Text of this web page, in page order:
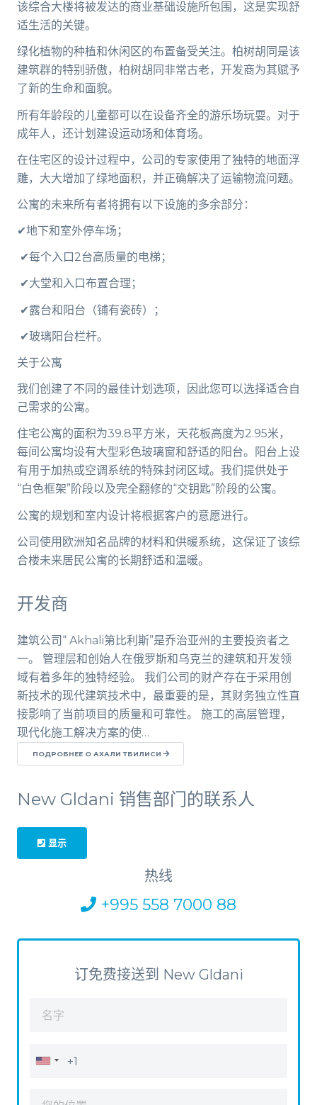
该综合大楼将被发达的商业基础设施所包围，这是实现舒
适生活的关键。
绿化植物的种植和休闲区的布置备受关注。柏树胡同是该
建筑群的特别骄傲，柏树胡同非常古老，开发商为其赋予
了新的生命和面貌。
所有年龄段的儿童都可以在设备齐全的游乐场玩耍。对于
成年人，还计划建设运动场和体育场。
在住宅区的设计过程中，公司的专家使用了独特的地面浮
雕，大大增加了绿地面积，并正确解决了运输物流问题。
公寓的未来所有者将拥有以下设施的多余部分：
✔地下和室外停车场；
✔每个入口2台高质量的电梯；
✔大堂和入口布置合理；
✔露台和阳台（铺有瓷砖）；
✔玻璃阳台栏杆。
关于公寓
我们创建了不同的最佳计划选项，因此您可以选择适合自
己需求的公寓。
住宅公寓的面积为39.8平方米，天花板高度为2.95米，
每间公寓均设有大型彩色玻璃窗和舒适的阳台。阳台上设
有用于加热或空调系统的特殊封闭区域。我们提供处于
“白色框架”阶段以及完全翻修的“交钥匙”阶段的公寓。
公寓的规划和室内设计将根据客户的意愿进行。
公司使用欧洲知名品牌的材料和供暖系统，这保证了该综
合楼未来居民公寓的长期舒适和温暖。
开发商
建筑公司“ Akhali第比利斯”是乔治亚州的主要投资者之
一。 管理层和创始人在俄罗斯和乌克兰的建筑和开发领
域有着多年的独特经验。 我们公司的财产存在于采用创
新技术的现代建筑技术中，最重要的是，其财务独立性直
接影响了当前项目的质量和可靠性。 施工的高层管理，
现代化施工解决方案的使…
ПОДРОБНЕЕ О АХАЛИ ТБИЛИСИ
New Gldani 销售部门的联系人
显示
热线
+995 558 7000 88
订免费接送到 New Gldani